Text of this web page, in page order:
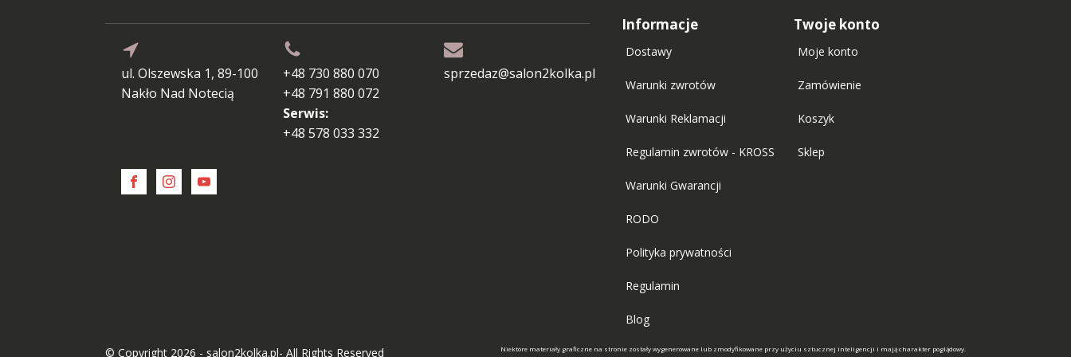
ul. Olszewska 1, 89-100
Nakło Nad Notecią
+48 730 880 070
+48 791 880 072
Serwis:
+48 578 033 332
sprzedaz@salon2kolka.pl
Informacje
Dostawy
Warunki zwrotów
Warunki Reklamacji
Regulamin zwrotów - KROSS
Warunki Gwarancji
RODO
Polityka prywatności
Regulamin
Blog
Twoje konto
Moje konto
Zamówienie
Koszyk
Sklep
© Copyright 2026 - salon2kolka.pl- All Rights Reserved Niektóre materiały graficzne na stronie zostały wygenerowane lub zmodyfikowane przy użyciu sztucznej inteligencji i mają charakter poglądowy.